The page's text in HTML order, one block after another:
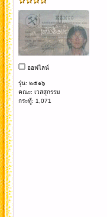
ออฟไลน์
รุ่น: ๒๕๑๖
คณะ: เวสสุกรรม
กระทู้: 1,071